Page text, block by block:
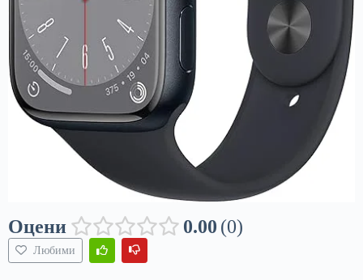
Оцени 0.00 0
Любими